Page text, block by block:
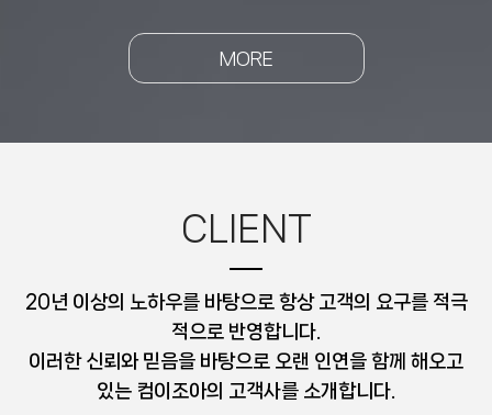
MORE
CLIENT
20년 이상의 노하우를 바탕으로 항상 고객의 요구를 적극
적으로 반영합니다.
이러한 신뢰와 믿음을 바탕으로 오랜 인연을 함께 해오고
있는 컴이조아의 고객사를 소개합니다.